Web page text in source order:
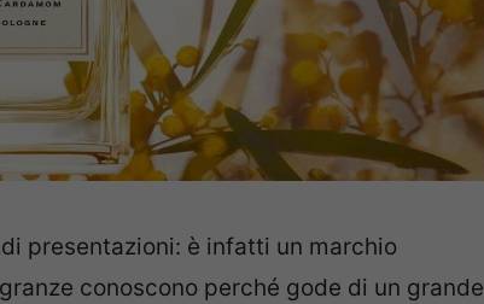
presentazioni: è infatti un marchio
conoscono perché gode di un grande